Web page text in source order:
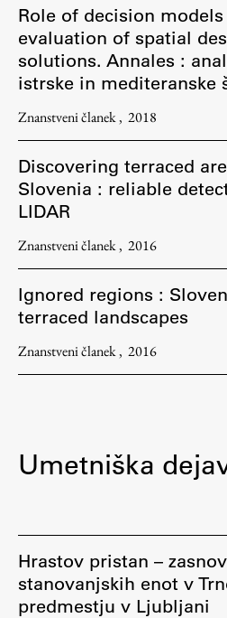
Role of decision
evaluation of spatial
solutions. Annales :
istrske in mediteranske
Znanstveni članek 2018
Discovering terraced
Slovenia : reliable
LIDAR
Znanstveni članek 2016
Ignored regions :
terraced landscapes
Znanstveni članek 2016
Umetniška
Hrastov pristan –
stanovanjskih enot v
predmestju v Ljubljani